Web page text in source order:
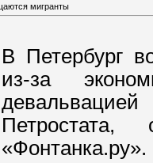
мигранты
В Петербург
из-за
«Фонтанка.ру».